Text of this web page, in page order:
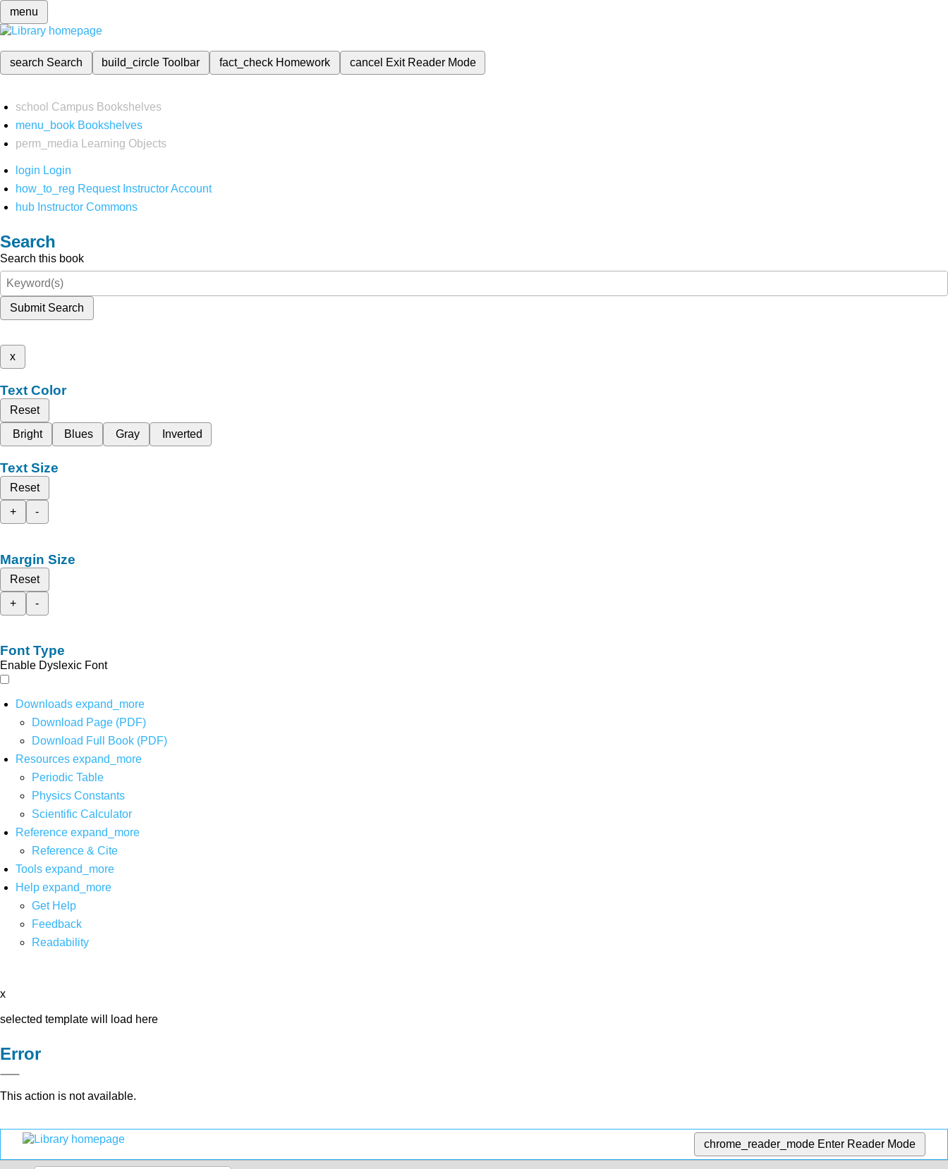
menu
search Search build_circleToolbar fact_check Homework cancel Exit Reader Mode
school Campus Bookshelves
menu_book Bookshelves
perm_media
Learning Objects
login Login
how_to_reg Request Instructor Account
hub Instructor Commons
Search
Search this book
Submit Search
x
Text Color
Reset
Bright
Blues Gray Inverted
Text Size
Reset
+
-
Margin Size
Reset
+
-
Font Type
Enable Dyslexic Font
Downloads expand_more
Download Page (PDF)
Download Full Book (PDF)
Resources expand_more
Periodic Table
Physics Constants
Scientific Calculator
Reference expand_more
Reference & Cite
Tools expand_more
Help expand_more
Get Help
Feedback
Readability
x
selected template will load here
Error
This action is not available.
chrome_reader_mode Enter Reader Mode